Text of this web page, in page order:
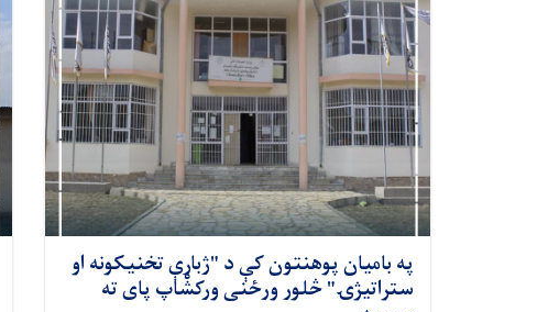
په بامیان پوهنتون کې د "ژباړې تخنیکونه او
ستراتیژۍ" څلور ورځنی ورکشاپ پای ته